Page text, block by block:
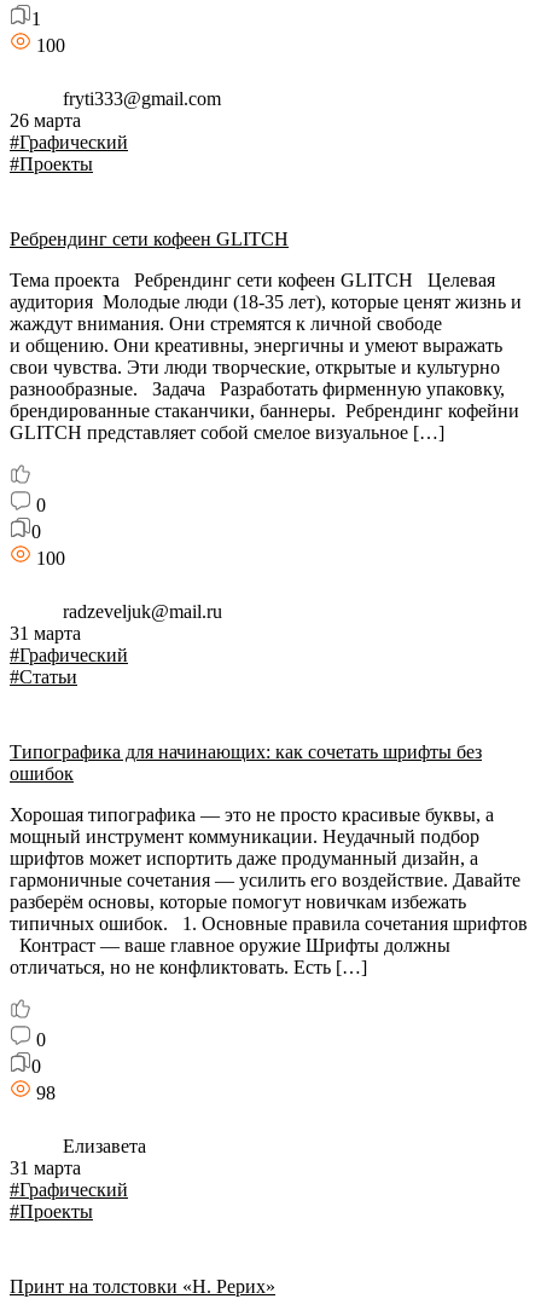
1
100
fryti333@gmail.com
26 марта
#Графический
#Проекты
Ребрендинг сети кофеен GLITCH
Тема проекта Ребрендинг сети кофеен GLITCH Целевая
аудитория Молодые люди (18-35 лет), которые ценят жизнь и
жаждут внимания. Они стремятся к личной свободе
и общению. Они креативны, энергичны и умеют выражать
свои чувства. Эти люди творческие, открытые и культурно
разнообразные. Задача Разработать фирменную упаковку,
брендированные стаканчики, баннеры. Ребрендинг кофейни
GLITCH представляет собой смелое визуальное […]
0
0
100
radzeveljuk@mail.ru
31 марта
#Графический
#Статьи
Типографика для начинающих: как сочетать шрифты без
ошибок
Хорошая типографика — это не просто красивые буквы, а
мощный инструмент коммуникации. Неудачный подбор
шрифтов может испортить даже продуманный дизайн, а
гармоничные сочетания — усилить его воздействие. Давайте
разберём основы, которые помогут новичкам избежать
типичных ошибок. 1. Основные правила сочетания шрифтов
Контраст — ваше главное оружие Шрифты должны
отличаться, но не конфликтовать. Есть […]
0
0
98
Елизавета
31 марта
#Графический
#Проекты
Принт на толстовки «Н. Рерих»